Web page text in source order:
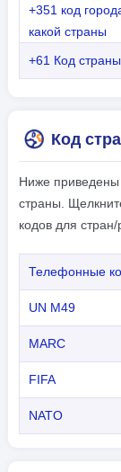
+351 код
какой страны
+61 Код страны
Код
Ниже приведены
страны.
кодов для стран/
Телефонные
UN M49
MARC
FIFA
NATO